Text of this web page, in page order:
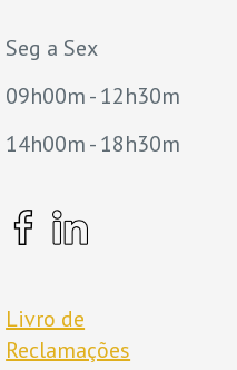
Seg a Sex
09h00m - 12h30m
14h00m - 18h30m
Livro de
Reclamações